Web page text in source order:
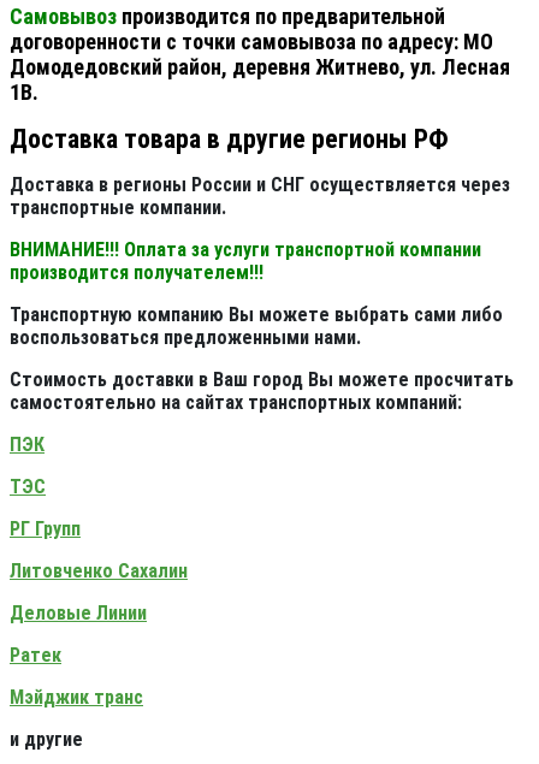
Самовывоз производится по предварительной
договоренности с точки самовывоза по адресу: МО
Домодедовский район, деревня Житнево, ул. Лесная
1В.
Доставка товара в другие регионы РФ
Доставка в регионы России и СНГ осуществляется через
транспортные компании.
ВНИМАНИЕ!!! Оплата за услуги транспортной компании
производится получателем!!!
Транспортную компанию Вы можете выбрать сами либо
воспользоваться предложенными нами.
Стоимость доставки в Ваш город Вы можете просчитать
самостоятельно на сайтах транспортных компаний:
ПЭК
ТЭС
РГ Групп
Литовченко Сахалин
Деловые Линии
Ратек
Мэйджик транс
и другие